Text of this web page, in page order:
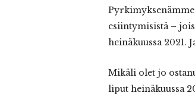
esiintymisistä –
heinäkuussa 2021.
Mikäli olet jo
liput heinäkuussa